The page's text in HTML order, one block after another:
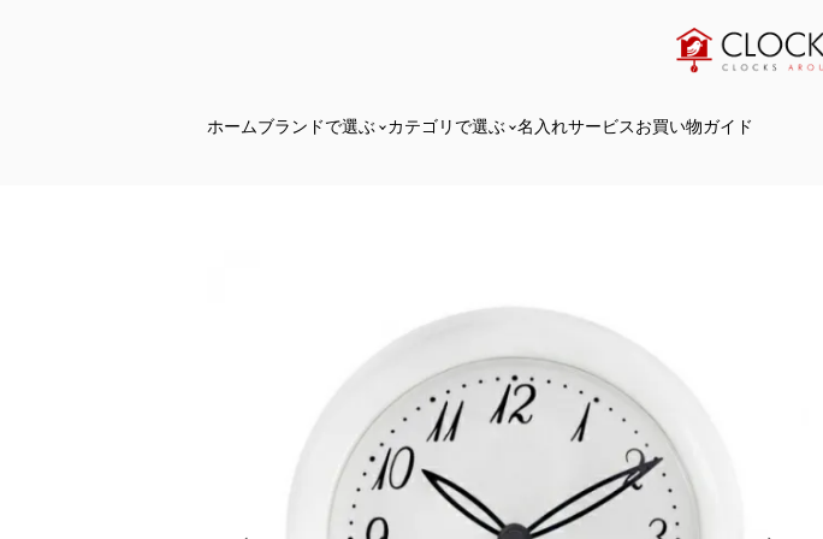
ホームブランドで選ぶ カテゴリで選ぶ 名入れサービスお買い物ガイド